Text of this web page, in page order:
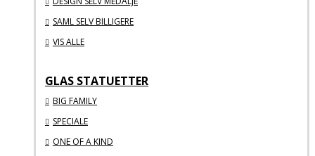
SAML SELV BILLIGERE
VIS ALLE
GLAS STATUETTER
BIG FAMILY
SPECIALE
ONE OF A KIND